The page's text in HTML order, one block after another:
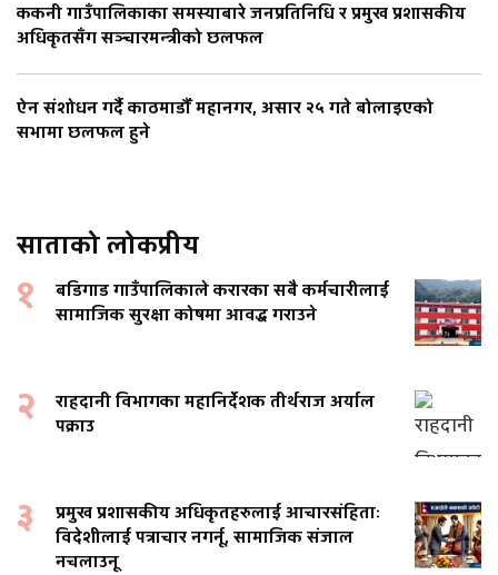
ककनी गाउँपालिकाका समस्याबारे जनप्रतिनिधि र प्रमुख प्रशासकीय
अधिकृतसँग सञ्चारमन्त्रीको छलफल
ऐन संशोधन गर्दै काठमाडौँ महानगर, असार २५ गते बोलाइएको
सभामा छलफल हुने
साताको लोकप्रीय
१
बडिगाड गाउँपालिकाले करारका सबै कर्मचारीलाई
सामाजिक सुरक्षा कोषमा आवद्ध गराउने
२
राहदानी विभागका महानिर्देशक तीर्थराज अर्याल
पक्राउ
३
प्रमुख प्रशासकीय अधिकृतहरुलाई आचारसंहिताः
विदेशीलाई पत्राचार नगर्नू, सामाजिक संजाल
नचलाउनू